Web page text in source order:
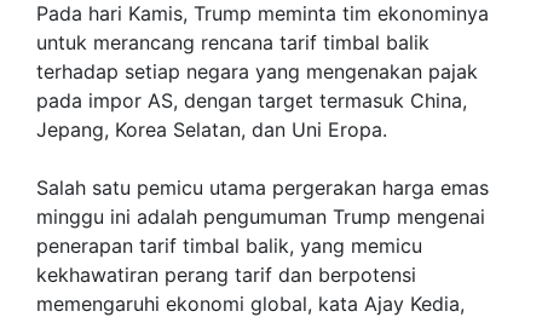
Pada hari Kamis, Trump meminta tim ekonominya
untuk merancang rencana tarif timbal balik
terhadap setiap negara yang mengenakan pajak
pada impor AS, dengan target termasuk China,
Jepang, Korea Selatan, dan Uni Eropa.
Salah satu pemicu utama pergerakan harga emas
minggu ini adalah pengumuman Trump mengenai
penerapan tarif timbal balik, yang memicu
kekhawatiran perang tarif dan berpotensi
memengaruhi ekonomi global, kata Ajay Kedia,